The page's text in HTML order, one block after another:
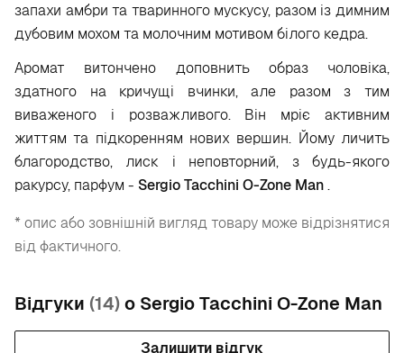
запахи амбри та тваринного мускусу, разом із димним
дубовим мохом та молочним мотивом білого кедра.
Аромат витончено доповнить образ чоловіка,
здатного на кричущі вчинки, але разом з тим
виваженого і розважливого. Він мріє активним
життям та підкоренням нових вершин. Йому личить
благородство, лиск і неповторний, з будь-якого
ракурсу, парфум - Sergio Tacchini O-Zone Man.
* опис або зовнішній вигляд товару може відрізнятися
від фактичного.
Відгуки (14)о Sergio Tacchini O-Zone Man
Залишити відгук